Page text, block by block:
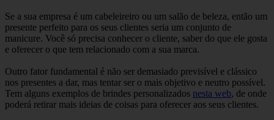
Se a sua empresa é um cabeleireiro ou um salão de beleza, então um
presente perfeito para os seus clientes seria um conjunto de
manicure. Você só precisa conhecer o cliente, saber do que ele gosta
e oferecer o que tem relacionado com a sua marca.
Outro fator fundamental é não ser demasiado previsível e clássico
nos presentes a dar, mas tentar ser o mais objetivo e neutro possível.
Tem alguns exemplos de brindes personalizados nesta web, de onde
poderá retirar mais ideias de coisas para oferecer aos seus clientes.